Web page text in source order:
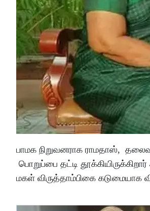
பாமக நிறுவனராக ராமதாஸ்,
பொறுப்பை தட்டி
மகள் விருத்தாம்பிகை கடுமையாக